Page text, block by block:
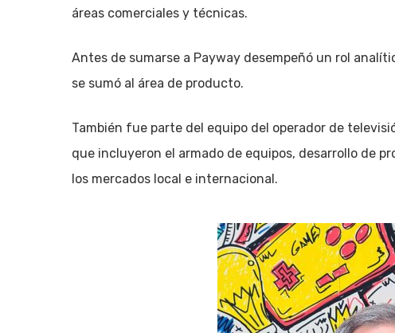
áreas comerciales y técnicas.
Antes de sumarse a Payway desempeñó un rol
se sumó al área de producto.
También fue parte del equipo del operador de
que incluyeron el armado de equipos, desarrollo de
los mercados local e internacional.